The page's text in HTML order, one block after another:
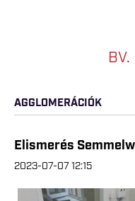
AGGLOMERÁCIÓK
Elismerés
2023-07-07 12:15